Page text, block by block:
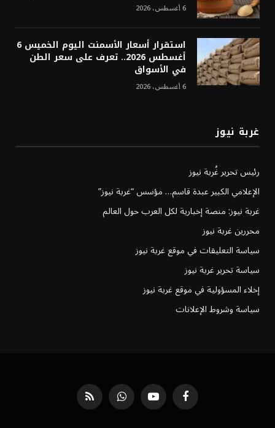
6 أغسطس، 2026
استقرار أسعار الأسمنت اليوم الخميس 6
أغسطس 2026.. تعرف على سعر الطن
في الأسواق
6 أغسطس، 2026
غربة نيوز
رئيس تحرير غُربة نيوز
الإعلامي الكبير عبدة قاسم… مؤسس “غربة نيوز”
غربة نيوز: منصة إخبارية لكل العرب حول العالم
محررين غربة نيوز
سياسة التعليقات في موقع غربة نيوز
سياسة تحرير غربة نيوز
إخلاء المسؤولية في موقع غربة نيوز
سياسة وشروط الإعلانات
فيسبوك يوتيوب واتساب RSS